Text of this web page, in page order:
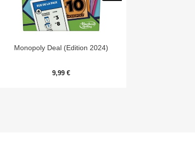
Aperçu rapide
Monopoly Deal (Edition 2024)
9,99 €